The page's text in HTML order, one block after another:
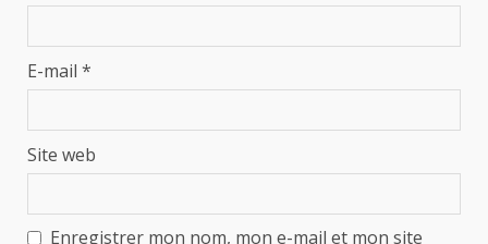
E-mail *
Site web
Enregistrer mon nom, mon e-mail et mon site